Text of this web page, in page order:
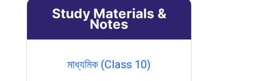
Study Materials &
Notes
মাধ্যমিক (Class 10)